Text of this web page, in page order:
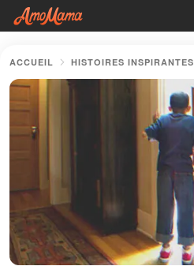
ACCUEIL HISTOIRES INSPIRANTES